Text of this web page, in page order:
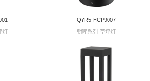
灯
QYR5-HCP9007
朝晖系列-草坪灯